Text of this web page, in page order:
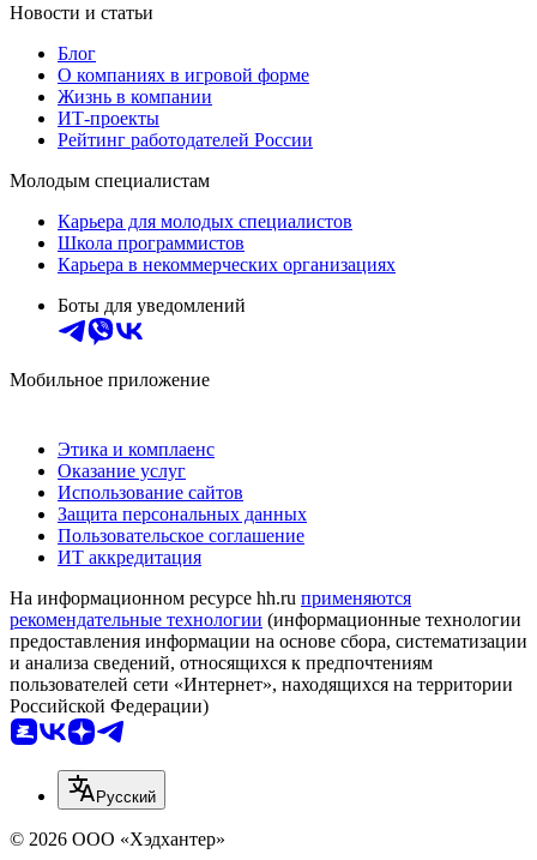
Новости и статьи
Блог
О компаниях в игровой форме
Жизнь в компании
ИТ-проекты
Рейтинг работодателей России
Молодым специалистам
Карьера для молодых специалистов
Школа программистов
Карьера в некоммерческих организациях
Боты для уведомлений
Мобильное приложение
Этика и комплаенс
Оказание услуг
Использование сайтов
Защита персональных данных
Пользовательское соглашение
ИТ аккредитация
На информационном ресурсе hh.ru применяются
рекомендательные технологии (информационные технологии
предоставления информации на основе сбора, систематизации
и анализа сведений, относящихся к предпочтениям
пользователей сети «Интернет», находящихся на территории
Российской Федерации)
Русский
© 2026 ООО «Хэдхантер»